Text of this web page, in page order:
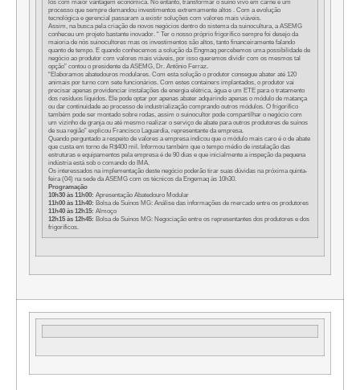
los com maior vantagem econômica. No entanto, transformar o suíno vivo em carne é um
processo que sempre demandou investimentos extremamente altos . Com a evolução
tecnológica e gerencial passaram a existir soluções com valores mais viáveis.
Assim, na busca pela criação de novos negócios dentro do sistema da suinocultura, a ASEMG
conheceu um projeto bastante inovador. “ Ter o nosso próprio frigorífico sempre foi desejo da
maioria de nós suinocultores mas os investimentos são altos, tanto financeiramente falando
quanto de tempo. E quando conhecemos a solução da Engmaq percebemos uma possibilidade de
negócio ao produtor com valores mais viáveis, por isso queremos dividir com os mesmos tal
opção” contou o presidente da ASEMG, Dr. Antônio Ferraz.
“Elaboramos abatedouros modulares. Com esta solução o produtor consegue abater até 120
animais por turno com sete funcionários. Com estes containers implantados, o produtor vai
precisar apenas providenciar instalações de energia elétrica, água e um ETE para o tratamento
dos resíduos líquidos. Ele pode optar por apenas abater adquirindo apenas o módulo de matança
ou dar continuidade ao processo de industrialização comprando outros módulos. O frigorífico
também pode ser montado sobre rodas, assim o suinocultor pode compartilhar o negócio com
um vizinho de granja ou até mesmo realizar o serviço de abate para outros produtores de suínos
de sua região” explicou Francisco Laguardia, representante da empresa.
Quando perguntado a respeito de valores a empresa indicou que o módulo mais caro é o de abate
que custa em torno de R$400 mil. Informou também que o tempo médio de instalação das
estruturas e equipamentos pela empresa é de 90 dias e que inicialmente a inspeção da pequena
indústria está sob o comando do IMA.
Os interessados na implementação deste negócio poderão tirar suas dúvidas na próxima quinta-
feira (04) na sede da ASEMG com os técnicos da Engemaq às 10h30.
Programação
10h30 às 11h00: Apresentação Abatedouro Modular
11h00 às 11h40: Bolsa de Suínos MG: Análise das informações de mercado entre os produtores
11h40 às 12h15: Almoço
12h15 às 12h45: Bolsa de Suínos MG: Negociação entre os representantes dos produtores e dos
frigoríficos.